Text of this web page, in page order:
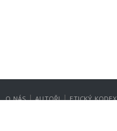
O NÁS | AUTOŘI | ETICKÝ KODEX